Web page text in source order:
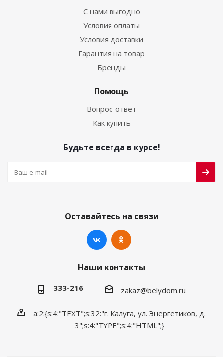
С нами выгодно
Условия оплаты
Условия доставки
Гарантия на товар
Бренды
Помощь
Вопрос-ответ
Как купить
Будьте всегда в курсе!
Оставайтесь на связи
Наши контакты
333-216 zakaz@belydom.ru
a:2:{s:4:"TEXT";s:32:"г. Калуга, ул. Энергетиков, д.
3";s:4:"TYPE";s:4:"HTML";}